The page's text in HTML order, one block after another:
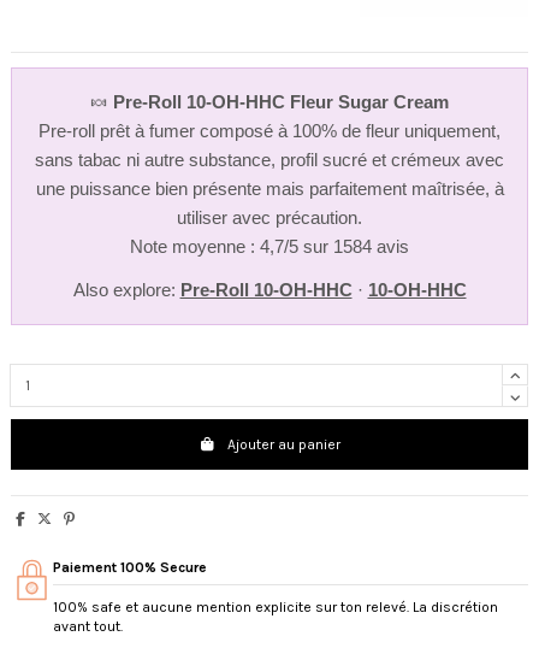
🍬 Pre-Roll 10-OH-HHC Fleur Sugar Cream
Pre-roll prêt à fumer composé à 100% de fleur uniquement,
sans tabac ni autre substance, profil sucré et crémeux avec
une puissance bien présente mais parfaitement maîtrisée, à
utiliser avec précaution.
Note moyenne : 4,7/5 sur 1584 avis
Also explore: Pre-Roll 10-OH-HHC · 10-OH-HHC
Ajouter au panier
Paiement 100% Secure
100% safe et aucune mention explicite sur ton relevé. La discrétion
avant tout.